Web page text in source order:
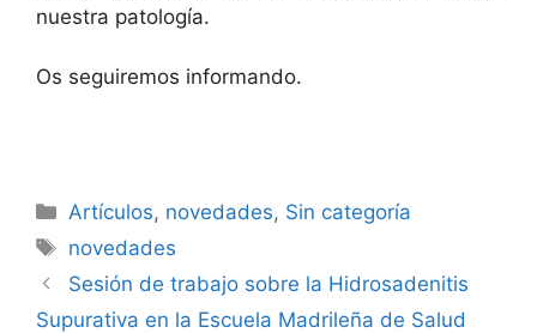
nuestra patología.
Os seguiremos informando.
Categorías
Artículos, novedades, Sin categoría
Etiquetas
novedades
Sesión de trabajo sobre la Hidrosadenitis
Supurativa en la Escuela Madrileña de Salud